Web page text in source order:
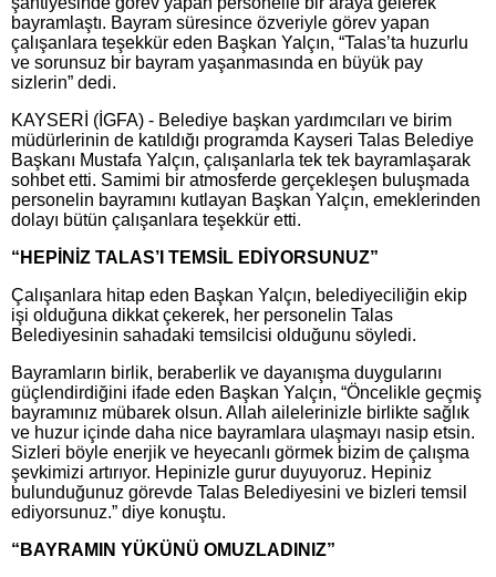
bayramlaştı. Bayram süresince özveriyle görev yapan
çalışanlara teşekkür eden Başkan Yalçın, “Talas’ta huzurlu
ve sorunsuz bir bayram yaşanmasında en büyük pay
sizlerin” dedi.
KAYSERİ (İGFA) - Belediye başkan yardımcıları ve birim
müdürlerinin de katıldığı programda Kayseri Talas Belediye
Başkanı Mustafa Yalçın, çalışanlarla tek tek bayramlaşarak
sohbet etti. Samimi bir atmosferde gerçekleşen buluşmada
personelin bayramını kutlayan Başkan Yalçın, emeklerinden
dolayı bütün çalışanlara teşekkür etti.
“HEPİNİZ TALAS’I TEMSİL EDİYORSUNUZ”
Çalışanlara hitap eden Başkan Yalçın, belediyeciliğin ekip
işi olduğuna dikkat çekerek, her personelin Talas
Belediyesinin sahadaki temsilcisi olduğunu söyledi.
Bayramların birlik, beraberlik ve dayanışma duygularını
güçlendirdiğini ifade eden Başkan Yalçın, “Öncelikle geçmiş
bayramınız mübarek olsun. Allah ailelerinizle birlikte sağlık
ve huzur içinde daha nice bayramlara ulaşmayı nasip etsin.
Sizleri böyle enerjik ve heyecanlı görmek bizim de çalışma
şevkimizi artırıyor. Hepinizle gurur duyuyoruz. Hepiniz
bulunduğunuz görevde Talas Belediyesini ve bizleri temsil
ediyorsunuz.” diye konuştu.
“BAYRAMIN YÜKÜNÜ OMUZLADINIZ”